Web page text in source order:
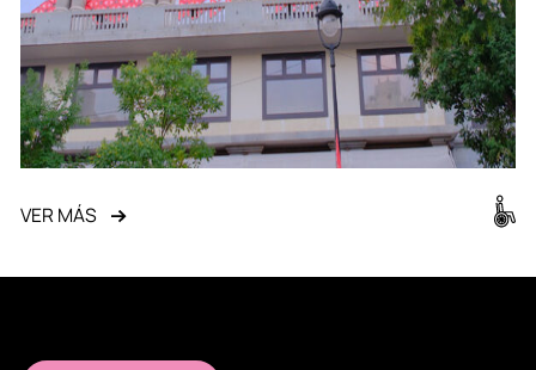
VER MÁS